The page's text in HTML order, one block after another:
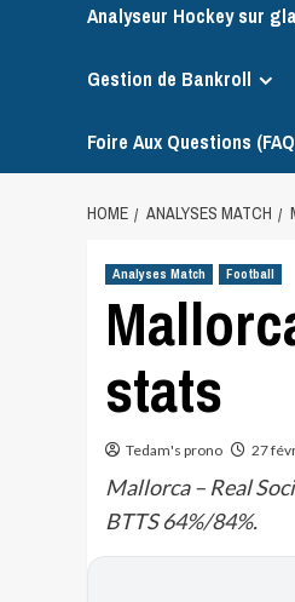
Analyseur Hockey sur
Gestion de Bankroll
Foire Aux Questions
HOME ANALYSES MATCH
Analyses Match Football
stats
Tedam's prono 27
Mallorca – Real
BTTS 64%/84%.